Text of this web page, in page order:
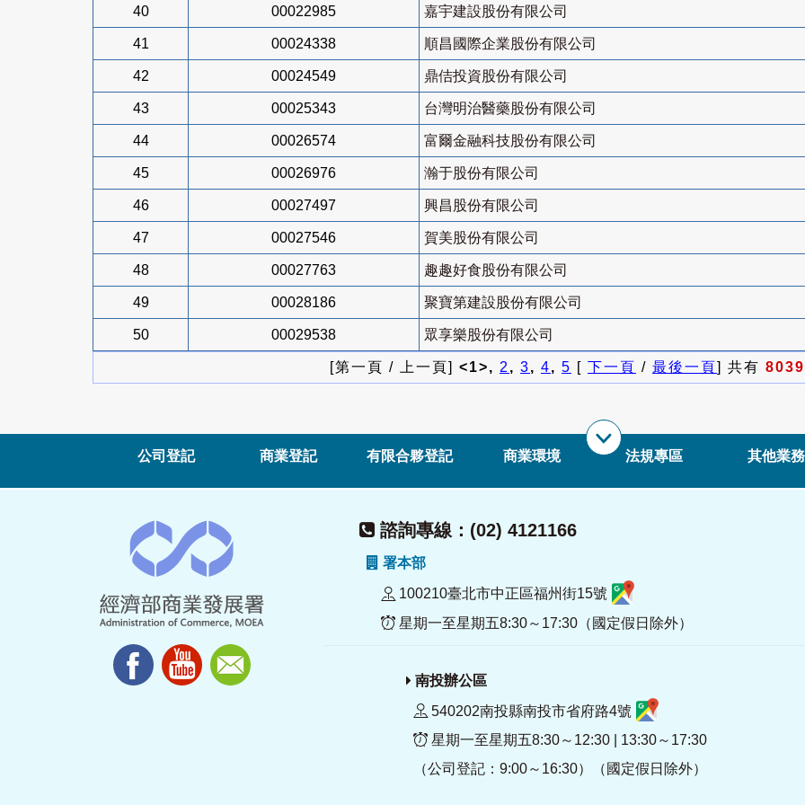
40 00022985 嘉宇建設股份有限公司
41 00024338 順昌國際企業股份有限公司
42 00024549 鼎佶投資股份有限公司
43 00025343 台灣明治醫藥股份有限公司
44 00026574 富爾金融科技股份有限公司
45 00026976 瀚于股份有限公司
46 00027497 興昌股份有限公司
47 00027546 賀美股份有限公司
48 00027763 趣趣好食股份有限公司
49 00028186 聚寶第建設股份有限公司
50 00029538 眾享樂股份有限公司
[第一頁 / 上一頁] <1>, 2, 3, 4, 5 [ 下一頁 / 最後一頁] 共有 8039
公司登記 商業登記 有限合夥登記 商業環境 法規專區 其他業務
諮詢專線：(02) 4121166
署本部
100210臺北市中正區福州街15號
星期一至星期五8:30～17:30（國定假日除外）
南投辦公區
540202南投縣南投市省府路4號
星期一至星期五8:30～12:30 | 13:30～17:30
（公司登記：9:00～16:30）（國定假日除外）